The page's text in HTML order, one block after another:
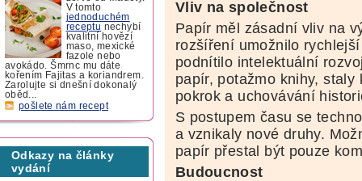
V tomto
jednoduchém
receptu nechybí
kvalitní hovězí
maso, mexické
fazole nebo
avokádo. Šmrnc mu dáte
kořením Fajitas a koriandrem.
Zarolujte si dnešní dokonalý
oběd...
pošlete nám recept
Odkazy na články
vydání
Vliv na společnost
Papír měl zásadní vliv na
rozšíření umožnilo
podnítilo intelektuální
papír, potažmo knihy,
pokrok a uchovávání
S postupem času se
a vznikaly nové druhy.
papír přestal být pouze
Budoucnost